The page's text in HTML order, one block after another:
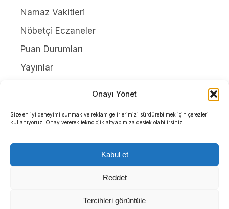
Onayı Yönet
Size en iyi deneyimi sunmak ve reklam gelirlerimizi sürdürebilmek için çerezleri
kullanıyoruz. Onay vererek teknolojik altyapımıza destek olabilirsiniz.
Kabul et
Reddet
Tercihleri görüntüle
Namaz Vakitleri
Nöbetçi Eczaneler
Puan Durumları
Yayınlar
İletişim